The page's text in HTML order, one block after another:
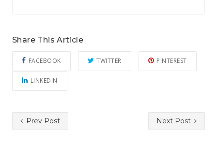
Share This Article
FACEBOOK TWITTER PINTEREST
LINKEDIN
Prev Post Next Post